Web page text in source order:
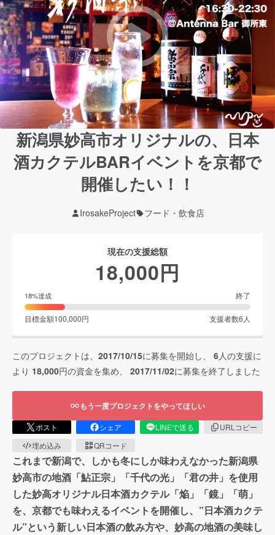
新潟県妙高市オリジナルの、日本
酒カクテルBARイベントを京都で
開催したい！！
IrosakeProject フード・飲食店
現在の支援総額
18,000円
18%達成 終了
目標金額100,000円 支援者数6 人
このプロジェクトは、 2017/10/15に募集を開始し、 6人の支援に
より 18,000円の資金を集め、 2017/11/02に募集を終了しました
もう一度プロジェクトをやってほしい
ポスト シェア LINEで送る
URLコピー
埋め込み
QRコード
これまで新潟で、しかも冬にしか味わえなかった新潟県
妙高市の地酒「鮎正宗」「千代の光」「君の井」を使用
した妙高オリジナル日本酒カクテル「焔」「鏡」「萌」
を、京都でも味わえるイベントを開催し、”日本酒カクテ
ル”という新しい日本酒の飲み方や、妙高の地酒の美味し